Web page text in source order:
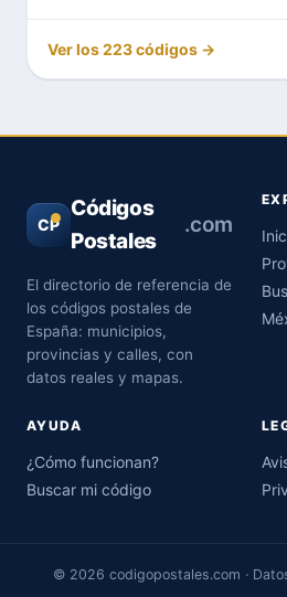
Ver los 223 códigos →
CP
Códigos
Postales
.com
El directorio de referencia de
los códigos postales de
España: municipios,
provincias y calles, con
datos reales y mapas.
AYUDA
¿Cómo funcionan?
Buscar mi código
© 2026 codigopostales.com ·